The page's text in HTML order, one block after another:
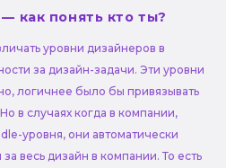
как понять кто ты?
уровни дизайнеров в
за дизайн-задачи. Эти уровни
логичнее было бы привязывать
в случаях когда в компании,
уровня, они автоматически
весь дизайн в компании. То есть